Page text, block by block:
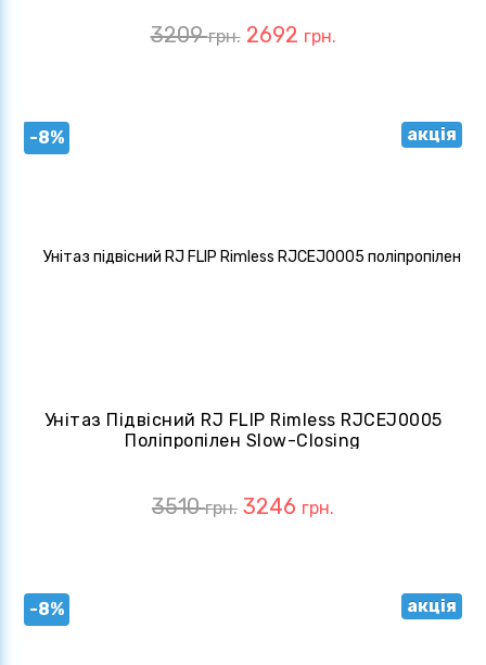
3209грн. 2692 грн.
-8% акція
Унітаз Підвісний RJ FLIP Rimless RJCEJ0005
Поліпропілен Slow-Closing
3510грн. 3246 грн.
-8% акція